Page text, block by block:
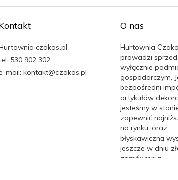
czakos.pl
530 902 302
mail: kontakt@czakos.pl
O nas
Hurtownia
prowadzi
wyłącznie
gospodarczym.
bezpośredni
artykułów
jesteśmy w
zapewnić
na rynku, oraz
błyskawiczną
jeszcze w dniu
zamówienia.